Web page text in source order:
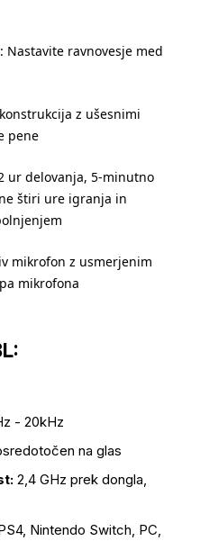
Nastavite ravnovesje med
z ušesnimi
pene
ur delovanja, 5-minutno
štiri ure igranja in
mikrofon z usmerjenim
mikrofona
- 20kHz
na glas
2,4 GHz prek dongla,
Nintendo Switch, PC,